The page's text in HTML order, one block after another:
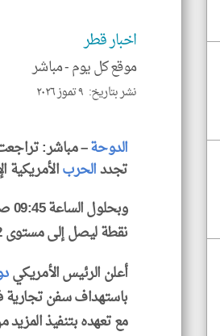
اخبار قطر
موقع كل يوم -مباشر
نشر بتاريخ: ٩ تموز ٢٠٢٦
الدوحة– مباشر:
تجددالحربالأمريكية
نقطة ليصل إلى مستوى 10117.22 نقطة، عن مستوى أمس الأربعاء.
أعلن الرئيس الأمريكي
باستهداف سفن
مع تعهده بتنفيذ